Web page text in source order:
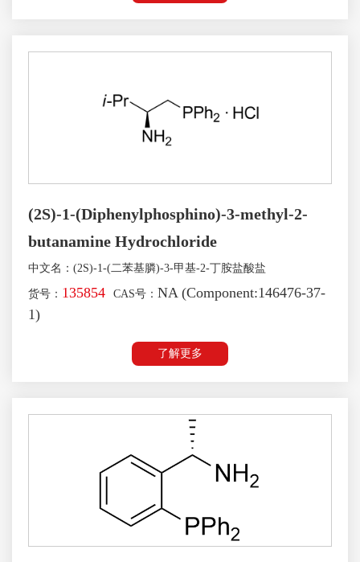
(2S)-1-(Diphenylphosphino)-3-methyl-2-
butanamine Hydrochloride
中文名：(2S)-1-(二苯基膦)-3-甲基-2-丁胺盐酸盐
货号： 135854 CAS号： NA (Component:146476-37-
1)
了解更多